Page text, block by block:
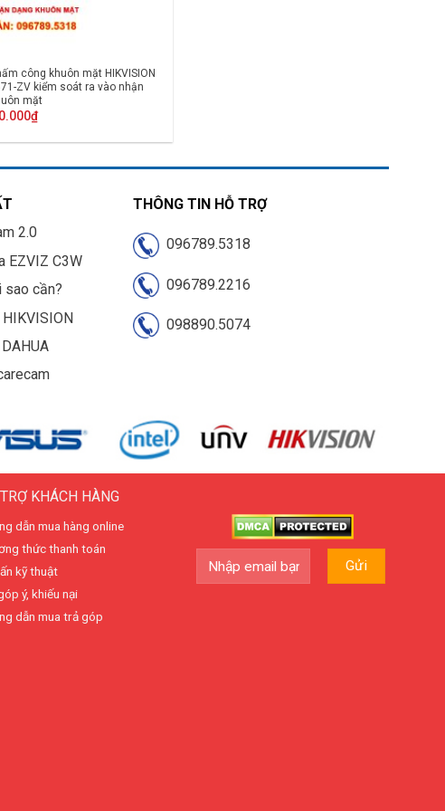
công khuôn mặt HIKVISION
ZV kiểm soát ra vào nhận
mặt
₫
2.0
EZVIZ C3W
sao cần?
THÔNG TIN HỖ TRỢ
096789.5318
096789.2216
098890.5074
KHÁCH HÀNG
dẫn mua hàng online
thức thanh toán
kỹ thuật
ý, khiếu nại
dẫn mua trả góp